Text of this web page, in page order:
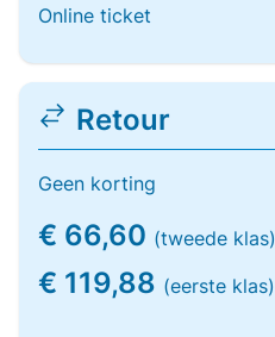
Online ticket
Retour
Geen korting
€ 66,60 (tweede klas)
€ 119,88 (eerste klas)